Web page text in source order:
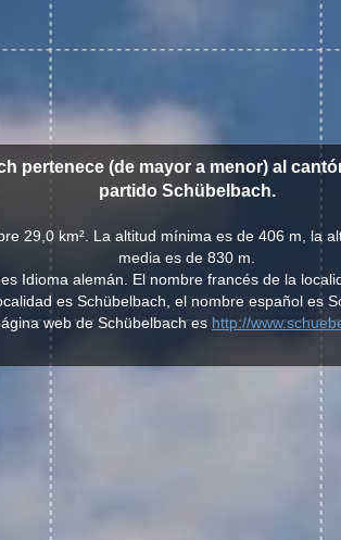
pertenece (de mayor a menor) al
partido Schübelbach.
29,0 km². La altitud mínima es de 406 m, la
media es de 830 m.
Idioma alemán. El nombre francés de la
es Schübelbach, el nombre español es
web de Schübelbach es http://